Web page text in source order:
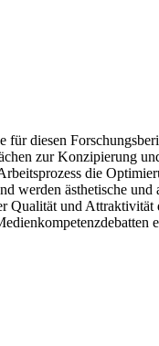
diesen
zur Konzipierung
die
werden ästhetische
Qualität und